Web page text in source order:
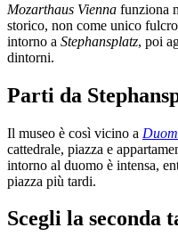
Mozarthaus Vienna funziona
storico, non come unico
intorno a Stephansplatz, poi
dintorni.
Parti da
Il museo è così vicino a
cattedrale, piazza e
intorno al duomo è intensa,
piazza più tardi.
Scegli la seconda